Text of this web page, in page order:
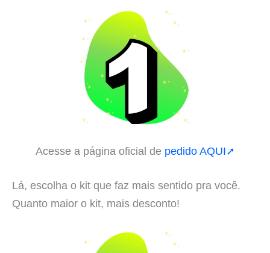
Acesse a página oficial de pedido AQUI➚
Lá, escolha o kit que faz mais sentido pra você.
Quanto maior o kit, mais desconto!